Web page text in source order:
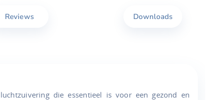
Reviews Downloads
die essentieel is voor een gezond en